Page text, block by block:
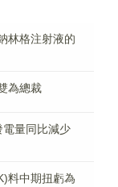
林格注射液的
為總裁
量同比減少
料中期扭虧為